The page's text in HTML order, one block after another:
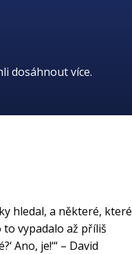
dosáhnout více.
hledal, a některé, které
to vypadalo až příliš
Ano, je!‘“ – David